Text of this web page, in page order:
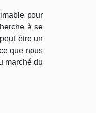
pour
à se
être un
que nous
marché du